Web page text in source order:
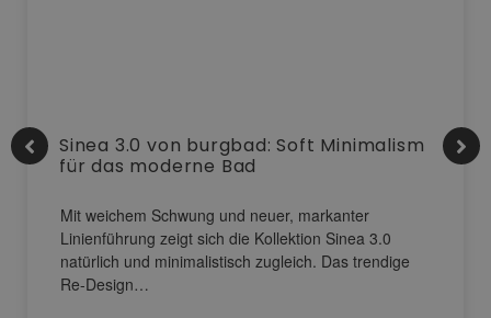
Sinea 3.0 von burgbad: Soft Minimalism
für das moderne Bad
Mit weichem Schwung und neuer, markanter
Linienführung zeigt sich die Kollektion Sinea 3.0
natürlich und minimalistisch zugleich. Das trendige
Re-Design…